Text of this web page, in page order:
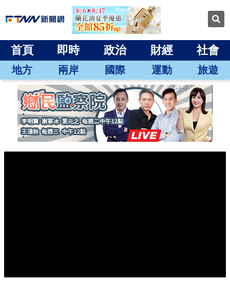
首頁 即時 政治 財經 社會
地方 兩岸 國際 運動 旅遊